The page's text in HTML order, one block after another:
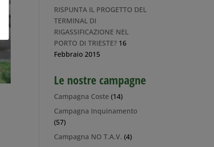
RISPUNTA IL PROGETTO DEL
TERMINAL DI
RIGASSIFICAZIONE NEL
PORTO DI TRIESTE? 16
Febbraio 2015
Le nostre campagne
Campagna Coste (14)
Campagna Inquinamento
(57)
Campagna NO T.A.V. (4)